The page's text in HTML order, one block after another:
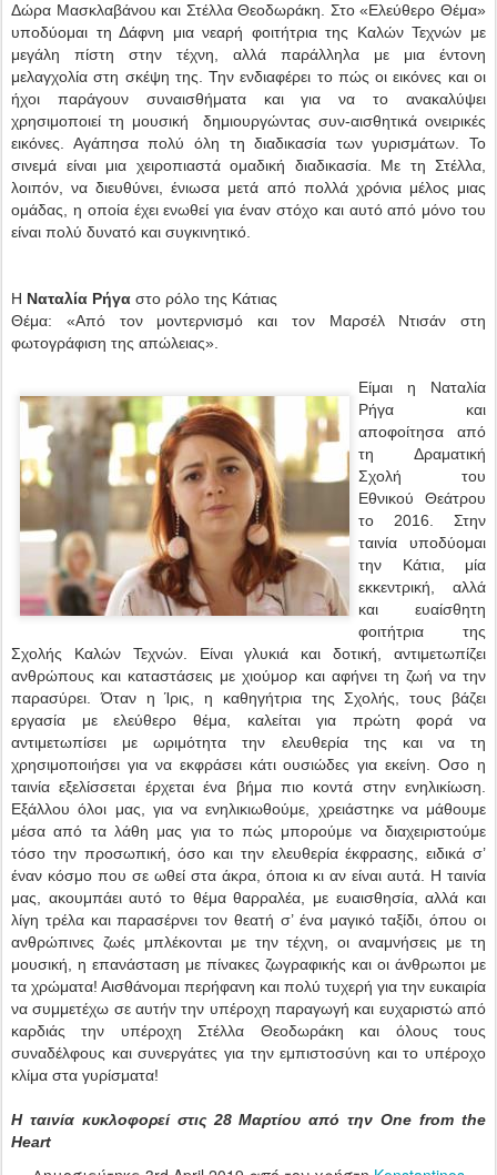
Δώρα Μασκλαβάνου και Στέλλα Θεοδωράκη. Στο «Ελεύθερο Θέμα»
υποδύομαι τη Δάφνη μια νεαρή φοιτήτρια της Καλών Τεχνών με
μεγάλη πίστη στην τέχνη, αλλά παράλληλα με μια έντονη
μελαγχολία στη σκέψη της. Την ενδιαφέρει το πώς οι εικόνες και οι
ήχοι παράγουν συναισθήματα και για να το ανακαλύψει
χρησιμοποιεί τη μουσική δημιουργώντας συν-αισθητικά ονειρικές
εικόνες. Αγάπησα πολύ όλη τη διαδικασία των γυρισμάτων. Το
σινεμά είναι μια χειροπιαστά ομαδική διαδικασία. Με τη Στέλλα,
λοιπόν, να διευθύνει, ένιωσα μετά από πολλά χρόνια μέλος μιας
ομάδας, η οποία έχει ενωθεί για έναν στόχο και αυτό από μόνο του
είναι πολύ δυνατό και συγκινητικό.
Η Ναταλία Ρήγα στο ρόλο της Κάτιας
Θέμα: «Από τον μοντερνισμό και τον Μαρσέλ Ντισάν στη
φωτογράφιση της απώλειας».
Είμαι η Ναταλία
Ρήγα και
αποφοίτησα από
τη Δραματική
Σχολή του
Εθνικού Θεάτρου
το 2016. Στην
ταινία υποδύομαι
την Κάτια, μία
εκκεντρική, αλλά
και ευαίσθητη
φοιτήτρια της
Σχολής Καλών Τεχνών. Είναι γλυκιά και δοτική, αντιμετωπίζει
ανθρώπους και καταστάσεις με χιούμορ και αφήνει τη ζωή να την
παρασύρει. Όταν η Ίρις, η καθηγήτρια της Σχολής, τους βάζει
εργασία με ελεύθερο θέμα, καλείται για πρώτη φορά να
αντιμετωπίσει με ωριμότητα την ελευθερία της και να τη
χρησιμοποιήσει για να εκφράσει κάτι ουσιώδες για εκείνη. Οσο η
ταινία εξελίσσεται έρχεται ένα βήμα πιο κοντά στην ενηλικίωση.
Εξάλλου όλοι μας, για να ενηλικιωθούμε, χρειάστηκε να μάθουμε
μέσα από τα λάθη μας για το πώς μπορούμε να διαχειριστούμε
τόσο την προσωπική, όσο και την ελευθερία έκφρασης, ειδικά σ’
έναν κόσμο που σε ωθεί στα άκρα, όποια κι αν είναι αυτά. Η ταινία
μας, ακουμπάει αυτό το θέμα θαρραλέα, με ευαισθησία, αλλά και
λίγη τρέλα και παρασέρνει τον θεατή σ’ ένα μαγικό ταξίδι, όπου οι
ανθρώπινες ζωές μπλέκονται με την τέχνη, οι αναμνήσεις με τη
μουσική, η επανάσταση με πίνακες ζωγραφικής και οι άνθρωποι με
τα χρώματα! Αισθάνομαι περήφανη και πολύ τυχερή για την ευκαιρία
να συμμετέχω σε αυτήν την υπέροχη παραγωγή και ευχαριστώ από
καρδιάς την υπέροχη Στέλλα Θεοδωράκη και όλους τους
συναδέλφους και συνεργάτες για την εμπιστοσύνη και το υπέροχο
κλίμα στα γυρίσματα!
Η ταινία κυκλοφορεί στις 28 Μαρτίου από την One from the
Heart